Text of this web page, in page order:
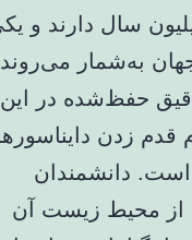
شناخته می‌شوند، قدمتی حدود ۱۶۶ میلیون سال دارند
به‌شمار
حفظ‌شده در این
قدم زدن
است. دانشمندان
از محیط زیست آن